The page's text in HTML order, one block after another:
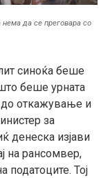
да се преговара со
синоќа беше
беше урната
до откажување и
за
денеска изјави
на рансомвер,
податоците. Тој